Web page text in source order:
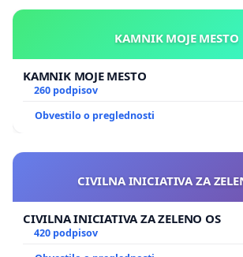
KAMNIK MOJE MESTO
KAMNIK MOJE MESTO
260 podpisov
Obvestilo o preglednosti
CIVILNA INICIATIVA ZA
CIVILNA INICIATIVA ZA ZELENO OS
420 podpisov